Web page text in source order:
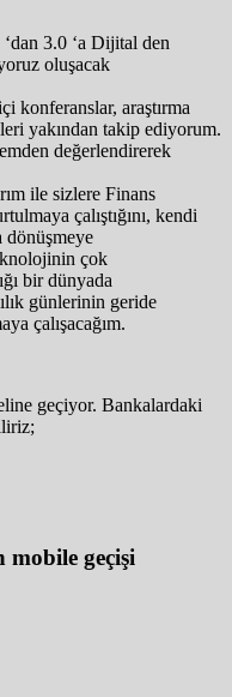
3.0 ‘a Dijital den
oluşacak
konferanslar, araştırma
yakından takip ediyorum.
değerlendirerek
ile sizlere Finans
çalıştığını, kendi
dönüşmeye
çok
bir dünyada
günlerinin geride
çalışacağım.
geçiyor. Bankalardaki
mobile geçişi